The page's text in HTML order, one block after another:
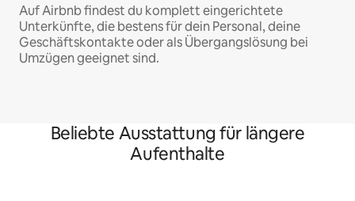
Auf Airbnb findest du komplett eingerichtete
Unterkünfte, die bestens für dein Personal, deine
Geschäftskontakte oder als Übergangslösung bei
Umzügen geeignet sind.
Beliebte Ausstattung für längere
Aufenthalte